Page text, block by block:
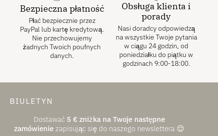
Bezpieczna płatność
Płać bezpiecznie przez
PayPal lub kartę kredytową.
Nie przechowujemy
żadnych Twoich poufnych
danych.
Obsługa klienta i
porady
Nasi doradcy odpowiedzą
na wszystkie Twoje pytania
w ciągu 24 godzin, od
poniedziałku do piątku w
godzinach 9:00-18:00.
BIULETYN
Dostawać 5 € zniżka na Twoje następne
zamówienie zapisując się do naszego newslettera 😌